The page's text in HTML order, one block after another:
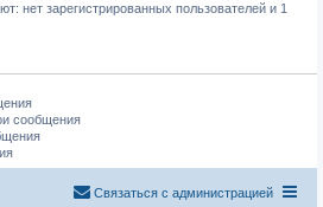
нет зарегистрированных пользователей и 1
сообщения
Связаться с администрацией